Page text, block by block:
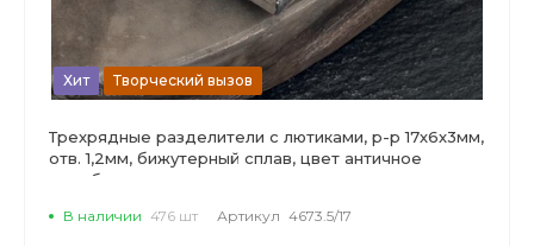
Хит Творческий вызов
Трехрядные разделители с лютиками, р-р 17х6х3мм,
отв. 1,2мм, бижутерный сплав, цвет античное
серебро.
В наличии 476 шт Артикул 4673.5/17